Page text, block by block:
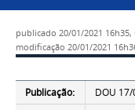
publicado 20/01/2021 16h35,
modificação 20/01/2021
Publicação:
DOU